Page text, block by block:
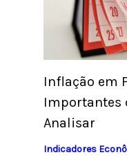
Inflação em
Importantes
Analisar
Indicadores